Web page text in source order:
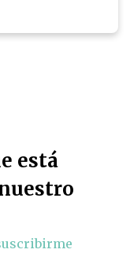
está